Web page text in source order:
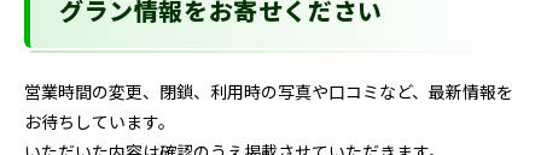
グラン情報をお寄せください
営業時間の変更、閉鎖、利用時の写真や口コミなど、最新情報を
お待ちしています。